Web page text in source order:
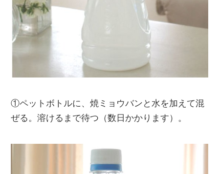
①ペットボトルに、焼ミョウバンと水を加えて混
ぜる。溶けるまで待つ（数日かかります）。